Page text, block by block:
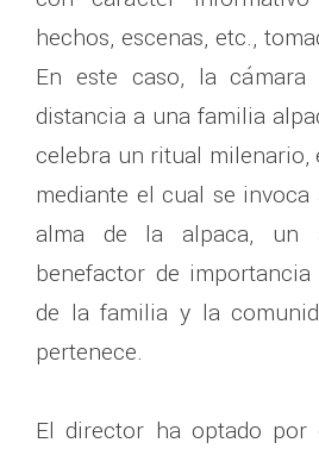
hechos, escenas, etc.,
En este caso, la
distancia a una familia
celebra un ritual milenario,
mediante el cual se invoca
alma de la alpaca, un
benefactor de
de la familia y la
pertenece.
El director ha optado por